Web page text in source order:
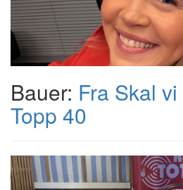
Bauer: Fra Skal
Topp 40